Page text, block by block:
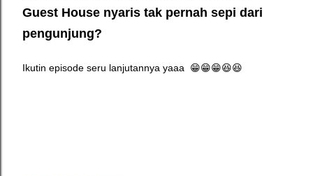
Guest House nyaris tak pernah sepi dari
pengunjung?
Ikutin episode seru lanjutannya yaaa 😁😁😁😆😆